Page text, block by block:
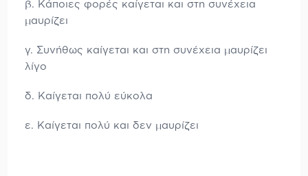
β. Κάποιες φορές καίγεται και στη συνέχεια
μαυρίζει
γ. Συνήθως καίγεται και στη συνέχεια μαυρίζει
λίγο
δ. Καίγεται πολύ εύκολα
ε. Καίγεται πολύ και δεν μαυρίζει